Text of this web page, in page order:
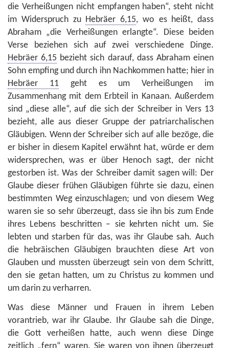
die Verheißungen nicht empfangen haben“, steht nicht
im Widerspruch zu Hebräer 6,15, wo es heißt, dass
Abraham „die Verheißungen erlangte“. Diese beiden
Verse beziehen sich auf zwei verschiedene Dinge.
Hebräer 6,15 bezieht sich darauf, dass Abraham einen
Sohn empfing und durch ihn Nachkommen hatte; hier in
Hebräer 11geht es um Verheißungen im
Zusammenhang mit dem Erbteil in Kanaan. Außerdem
sind „diese alle“, auf die sich der Schreiber in Vers 13
bezieht, alle aus dieser Gruppe der patriarchalischen
Gläubigen. Wenn der Schreiber sich auf alle bezöge, die
er bisher in diesem Kapitel erwähnt hat, würde er dem
widersprechen, was er über Henoch sagt, der nicht
gestorben ist. Was der Schreiber damit sagen will: Der
Glaube dieser frühen Gläubigen führte sie dazu, einen
bestimmten Weg einzuschlagen; und von diesem Weg
waren sie so sehr überzeugt, dass sie ihn bis zum Ende
ihres Lebens beschritten – sie kehrten nicht um. Sie
lebten und starben für das, was ihr Glaube sah. Auch
die hebräischen Gläubigen brauchten diese Art von
Glauben und mussten überzeugt sein von dem Schritt,
den sie getan hatten, um zu Christus zu kommen und
um darin zu verharren.
Was diese Männer und Frauen in ihrem Leben
vorantrieb, war ihr Glaube. Ihr Glaube sah die Dinge,
die Gott verheißen hatte, auch wenn diese Dinge